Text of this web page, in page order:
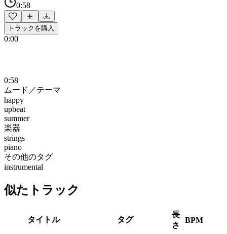
0:58
トラックを購入
0:00
0:58
ムード／テーマ
happy
upbeat
summer
楽器
strings
piano
その他のタグ
instrumental
似たトラック
タイトル タグ
長
さ
BPM